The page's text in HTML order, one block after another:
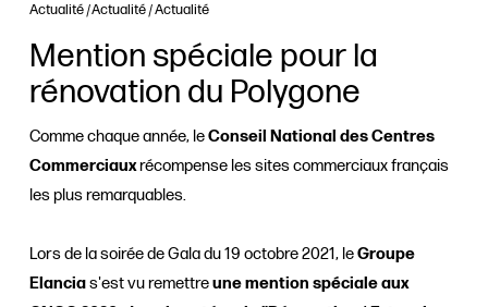
Actualité Actualité Actualité
Mention spéciale pour la
rénovation du Polygone
Comme chaque année, leConseil National des Centres
Commerciauxrécompense les sites commerciaux français
les plus remarquables.
Lors de la soirée de Gala du 19 octobre 2021, leGroupe
Elancias'est vu remettreune mention spéciale aux